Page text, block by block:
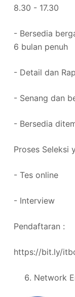
8.30 - 17.30
- Bersedia
6 bulan penuh
- Detail dan
- Senang dan
- Bersedia
Proses Seleksi
- Tes online
- Interview
Pendaftaran :
https://bit.ly/
Network